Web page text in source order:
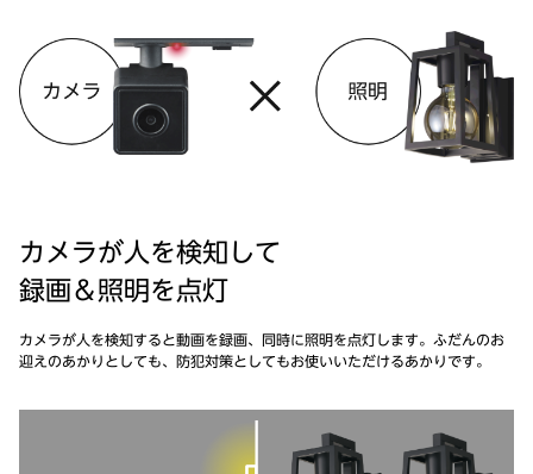
カメラが人を検知して
録画＆照明を点灯
カメラが人を検知すると動画を録画、同時に照明を点灯します。ふだんのお
迎えのあかりとしても、防犯対策としてもお使いいただけるあかりです。